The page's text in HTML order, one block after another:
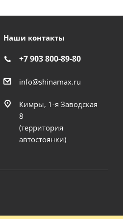
Наши контакты
+7 903 800-89-80
info@shinamax.ru
Кимры, 1-я Заводская
8
(территория
автостоянки)